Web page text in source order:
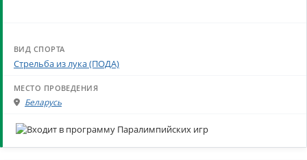
Стрельба из лука (ПОДА)
Беларусь